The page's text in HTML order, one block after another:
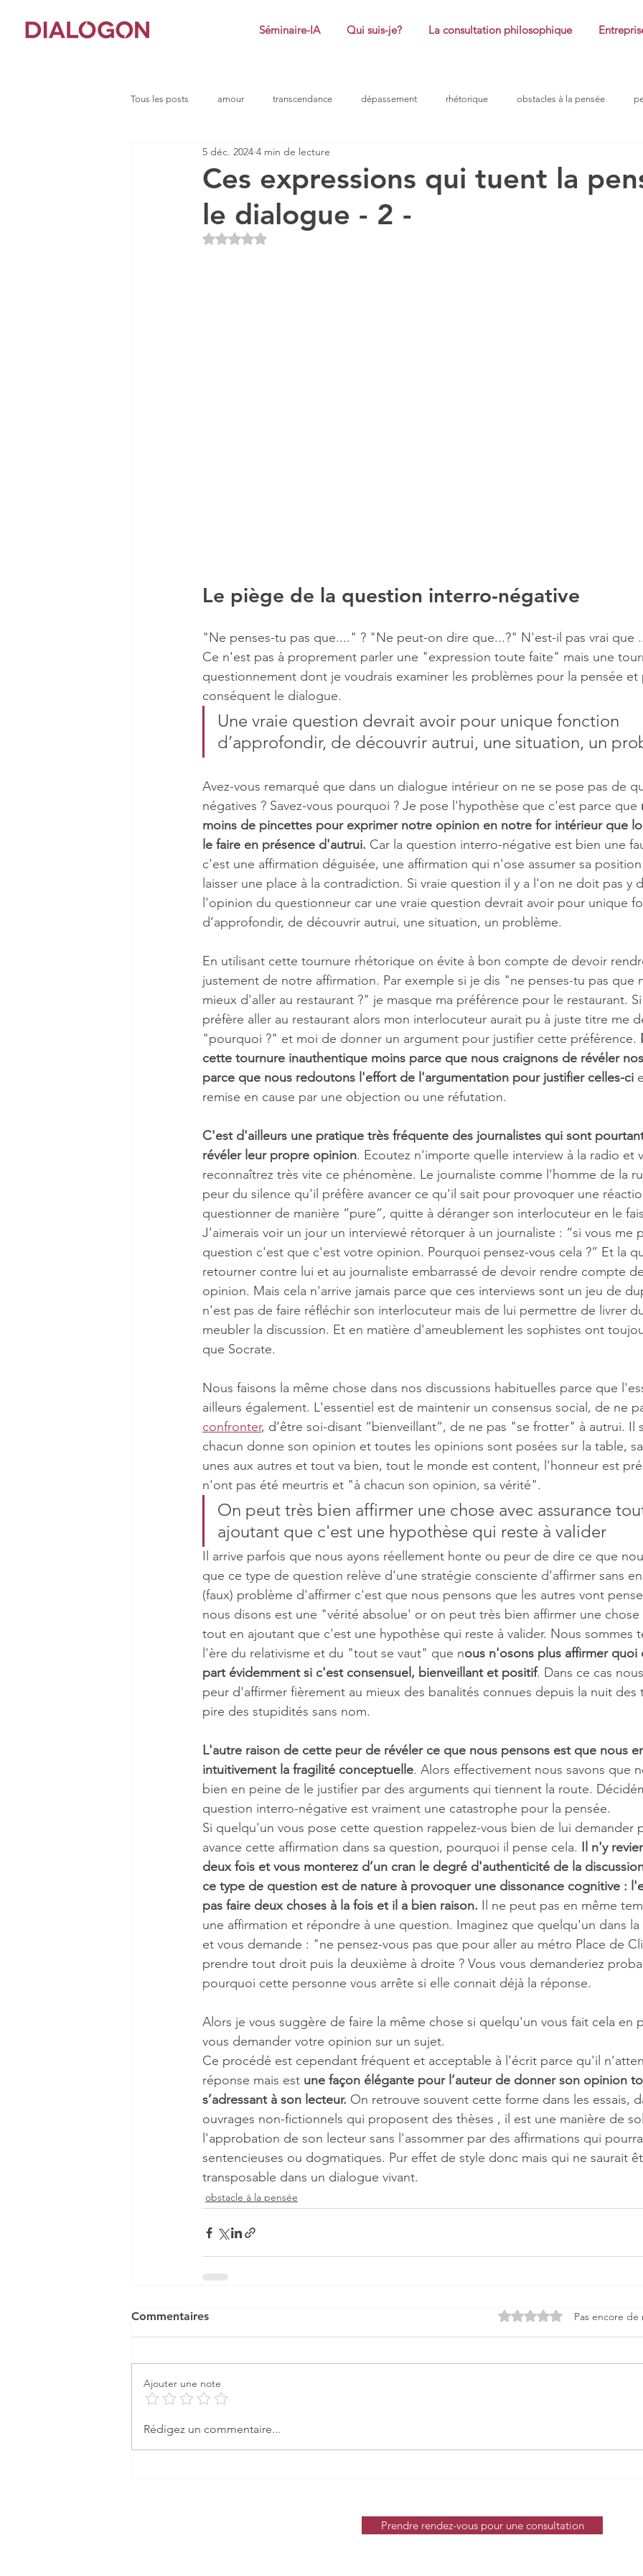
Séminaire-IA Qui suis-je? La consultation philosophique
Tous les posts amour transcendance dépassement rhétorique obstacles à la pensée
conflit impuissance
dialogue socratique entreprise problème
Ces expressions qui tuent la
le dialogue - 2 -
5 déc. 2024 4 min de lecture
Noté NaN étoiles sur 5.
Le piège de la question interro-négative
"Ne penses-tu pas que...." ? "Ne peut-on dire que...?" N'est-il pas vrai que
Ce n'est pas à proprement parler une "expression toute faite" mais une
questionnement dont je voudrais examiner les problèmes pour la pensée
conséquent le dialogue.
Une vraie question devrait avoir pour unique fonction
d’approfondir, de découvrir autrui, une situation, un
Avez-vous remarqué que dans un dialogue intérieur on ne se pose pas de
négatives ? Savez-vous pourquoi ? Je pose l'hypothèse que c'est parce que
moins de pincettes pour exprimer notre opinion en notre for intérieur que
le faire en présence d'autrui. Car la question interro-négative est bien une
c'est une affirmation déguisée, une affirmation qui n'ose assumer sa
laisser une place à la contradiction. Si vraie question il y a l'on ne doit pas y
l'opinion du questionneur car une vraie question devrait avoir pour unique
d’approfondir, de découvrir autrui, une situation, un problème.
En utilisant cette tournure rhétorique on évite à bon compte de devoir
justement de notre affirmation. Par exemple si je dis "ne penses-tu pas que
mieux d'aller au restaurant ?" je masque ma préférence pour le restaurant.
préfère aller au restaurant alors mon interlocuteur aurait pu à juste titre me
"pourquoi ?" et moi de donner un argument pour justifier cette préférence.
cette tournure inauthentique moins parce que nous craignons de révéler
parce que nous redoutons l'effort de l'argumentation pour justifier celles-ci
remise en cause par une objection ou une réfutation.
C'est d'ailleurs une pratique très fréquente des journalistes qui sont
révéler leur propre opinion. Ecoutez n'importe quelle interview à la radio et
reconnaîtrez très vite ce phénomène. Le journaliste comme l'homme de la
peur du silence qu'il préfère avancer ce qu'il sait pour provoquer une
questionner de manière “pure”, quitte à déranger son interlocuteur en le
J'aimerais voir un jour un interviewé rétorquer à un journaliste : “si vous me
question c'est que c'est votre opinion. Pourquoi pensez-vous cela ?” Et la
retourner contre lui et au journaliste embarrassé de devoir rendre compte
opinion. Mais cela n'arrive jamais parce que ces interviews sont un jeu de
n'est pas de faire réfléchir son interlocuteur mais de lui permettre de livrer
meubler la discussion. Et en matière d'ameublement les sophistes ont
que Socrate.
Nous faisons la même chose dans nos discussions habituelles parce que
ailleurs également. L'essentiel est de maintenir un consensus social, de ne
confronter, d’être soi-disant “bienveillant”, de ne pas "se frotter" à autrui. Il
chacun donne son opinion et toutes les opinions sont posées sur la table,
unes aux autres et tout va bien, tout le monde est content, l'honneur est
n'ont pas été meurtris et "à chacun son opinion, sa vérité".
On peut très bien affirmer une chose avec assurance
ajoutant que c'est une hypothèse qui reste à valider
Il arrive parfois que nous ayons réellement honte ou peur de dire ce que
que ce type de question relève d'une stratégie consciente d'affirmer sans
(faux) problème d'affirmer c'est que nous pensons que les autres vont
nous disons est une "vérité absolue' or on peut très bien affirmer une chose
tout en ajoutant que c'est une hypothèse qui reste à valider. Nous sommes
l'ère du relativisme et du "tout se vaut" que nous n'osons plus affirmer
part évidemment si c'est consensuel, bienveillant et positif. Dans ce cas
peur d'affirmer fièrement au mieux des banalités connues depuis la nuit
pire des stupidités sans nom.
L'autre raison de cette peur de révéler ce que nous pensons est que nous
intuitivement la fragilité conceptuelle. Alors effectivement nous savons que
bien en peine de le justifier par des arguments qui tiennent la route.
question interro-négative est vraiment une catastrophe pour la pensée.
Si quelqu'un vous pose cette question rappelez-vous bien de lui demander
avance cette affirmation dans sa question, pourquoi il pense cela. Il n'y
deux fois et vous monterez d’un cran le degré d'authenticité de la
ce type de question est de nature à provoquer une dissonance cognitive :
pas faire deux choses à la fois et il a bien raison. Il ne peut pas en même
une affirmation et répondre à une question. Imaginez que quelqu'un dans
et vous demande : "ne pensez-vous pas que pour aller au métro Place de
prendre tout droit puis la deuxième à droite ? Vous vous demanderiez
pourquoi cette personne vous arrête si elle connait déjà la réponse.
Alors je vous suggère de faire la même chose si quelqu'un vous fait cela en
vous demander votre opinion sur un sujet.
Ce procédé est cependant fréquent et acceptable à l’écrit parce qu'il
réponse mais est une façon élégante pour l’auteur de donner son opinion
s’adressant à son lecteur. On retrouve souvent cette forme dans les essais,
ouvrages non-fictionnels qui proposent des thèses , il est une manière de
l'approbation de son lecteur sans l'assommer par des affirmations qui
sentencieuses ou dogmatiques. Pur effet de style donc mais qui ne saurait
transposable dans un dialogue vivant.
obstacle à la pensée
Commentaires Noté 0 étoile sur 5.Pas encore de
Ajouter une note
Rédigez un commentaire...
Prendre rendez-vous pour une consultation